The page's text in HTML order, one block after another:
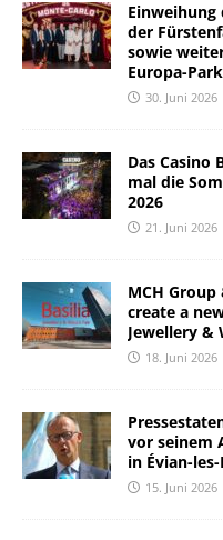
Einweihung
der
sowie
Europa-Park
30. Juni 2026
Das Casino
mal die
2026
21. Juni 2026
MCH
create a
Jewellery &
18. Juni 2026
vor seinem
in Évian-
15. Juni 2026